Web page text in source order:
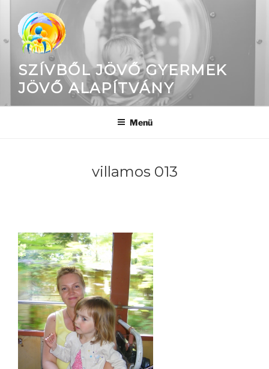
SZÍVBŐL JÖVŐ GYERMEK
JÖVŐ ALAPÍTVÁNY
Menü
villamos 013